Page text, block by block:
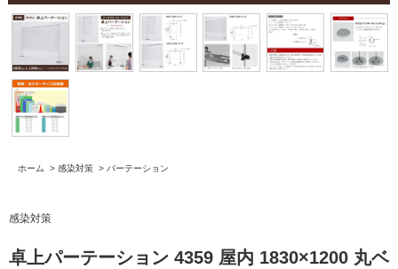
ホーム > 感染対策 > パーテーション
感染対策
卓上パーテーション 4359 屋内 1830×1200 丸ベ